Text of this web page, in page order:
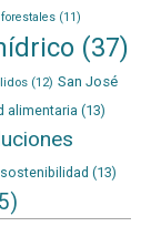
forestales(11)
(37)
(12) San José
alimentaria (13)
sostenibilidad (13)